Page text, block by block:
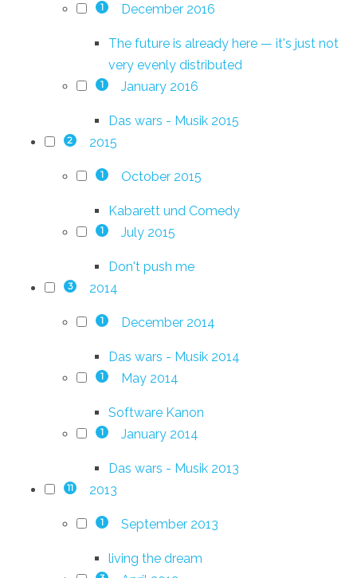
1 December 2016
The future is already here — it's just not
very evenly distributed
1 January 2016
Das wars - Musik 2015
2 2015
1 October 2015
Kabarett und Comedy
1 July 2015
Don't push me
3 2014
1 December 2014
Das wars - Musik 2014
1 May 2014
Software Kanon
1 January 2014
Das wars - Musik 2013
11 2013
1 September 2013
living the dream